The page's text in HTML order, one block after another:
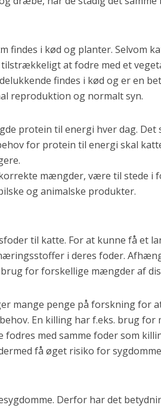
findes i kød og planter. Selvom
at fodre med et
findes i kød og er en
reproduktion og normalt syn.
protein til energi hver dag. Det
for protein til energi skal
mængder, være til stede i
og animalske produkter.
til katte. For at kunne få et
i deres foder.
for forskellige mængder af
mange penge på forskning for
En killing har f.eks. brug
fodres med samme foder som
få øget risiko for
Derfor har det